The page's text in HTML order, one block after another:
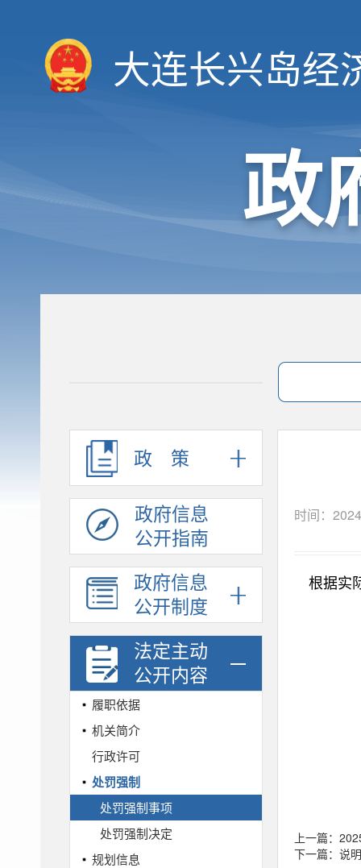
大连长兴岛经
政
政策
政府信息
公开指南
政府信息
公开制度
法定主动
公开内容
履职依据
机关简介
行政许可
处罚强制
处罚强制事项
处罚强制决定
规划信息
时间：
根据实
上一篇：
下一篇：说明